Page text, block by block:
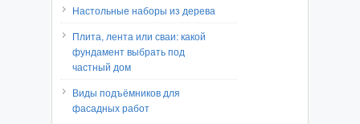
Настольные наборы из дерева
Плита, лента или сваи: какой
фундамент выбрать под
частный дом
Виды подъёмников для
фасадных работ